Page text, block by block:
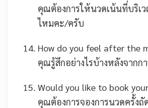
คุณต้องการให้นวดเน้นที่บริเ
ไหมคะ/ครับ
How do you feel after the
คุณรู้สึกอย่างไรบ้างหลังจากก
Would you like to book
คุณต้องการจองการนวดครั้งถั